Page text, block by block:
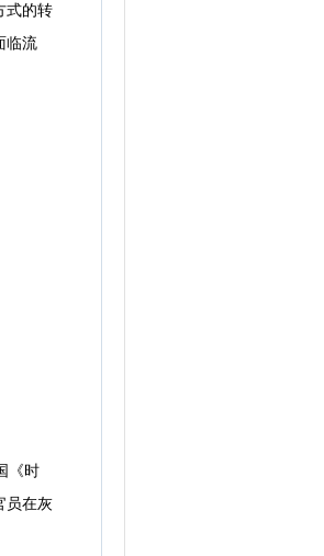
式的转
临流
《时
员在灰